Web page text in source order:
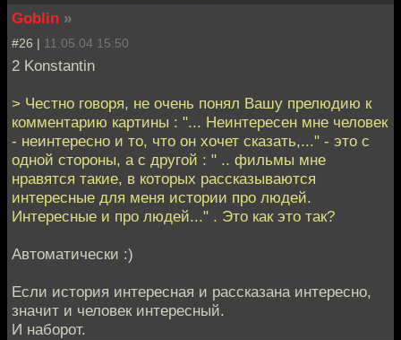
Goblin »
#26 | 11.05.04 15:50
2 Konstantin
> Честно говоря, не очень понял Вашу прелюдию к
комментарию картины : "... Неинтересен мне человек
- неинтересно и то, что он хочет сказать,..." - это с
одной стороны, а с другой : " .. фильмы мне
нравятся такие, в которых рассказываются
интересные для меня истории про людей.
Интересные и про людей..." . Это как это так?
Автоматически :)
Если история интересная и рассказана интересно,
значит и человек интересный.
И наборот.